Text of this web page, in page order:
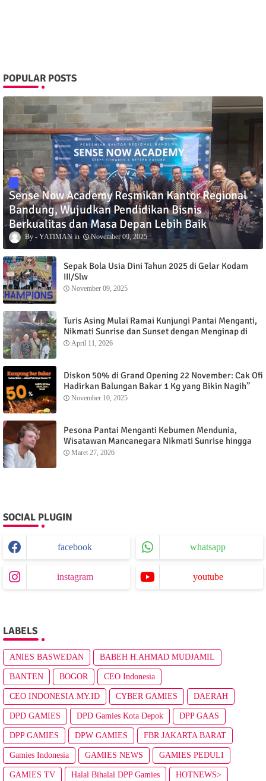
POPULAR POSTS
Sense Now Academy Resmikan Kantor Regional
Bandung, Wujudkan Pendidikan Bisnis
Berkualitas dan Masa Depan Lebih Baik
YATIMAN November 09, 2025
Sepak Bola Usia Dini Tahun 2025 di Gelar Kodam
III/Slw
November 09, 2025
Turis Asing Mulai Ramai Kunjungi Pantai Menganti,
Nikmati Sunrise dan Sunset dengan Menginap di
Menganti Cottage
April 11, 2026
Diskon 50% di Grand Opening 22 November: Cak Ofi
Hadirkan Balungan Bakar 1 Kg yang Bikin Nagih”
November 10, 2025
Pesona Pantai Menganti Kebumen Mendunia,
Wisatawan Mancanegara Nikmati Sunrise hingga
Sunset dari Menganti Cottage
Maret 27, 2026
SOCIAL PLUGIN
facebook whatsapp
instagram youtube
LABELS
ANIES BASWEDAN BABEH H.AHMAD MUDJAMIL
BANTEN BOGOR CEO Indonesia
CEO INDONESIA.MY.ID CYBER GAMIES DAERAH
DPD GAMIES DPD Gamies Kota Depok DPP GAAS
DPP GAMIES DPW GAMIES FBR JAKARTA BARAT
Gamies Indonesia GAMIES NEWS GAMIES PEDULI
GAMIES TV Halal Bihalal DPP Gamies HOTNEWS>